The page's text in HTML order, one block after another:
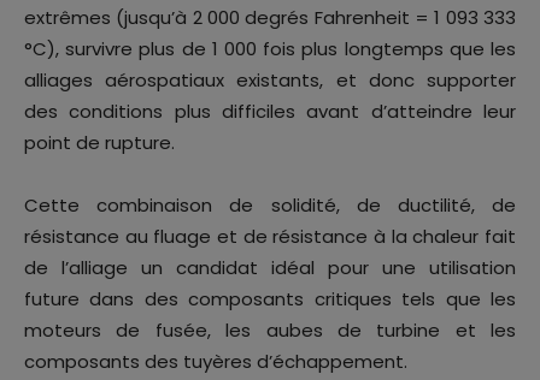
extrêmes (jusqu’à 2 000 degrés Fahrenheit = 1 093 333
°C), survivre plus de 1 000 fois plus longtemps que les
alliages aérospatiaux existants, et donc supporter
des conditions plus difficiles avant d’atteindre leur
point de rupture.
Cette combinaison de solidité, de ductilité, de
résistance au fluage et de résistance à la chaleur fait
de l’alliage un candidat idéal pour une utilisation
future dans des composants critiques tels que les
moteurs de fusée, les aubes de turbine et les
composants des tuyères d’échappement.